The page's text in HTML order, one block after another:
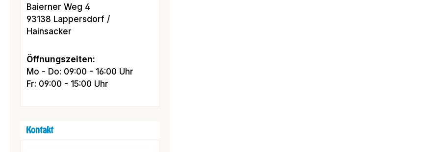
Baierner Weg 4
93138 Lappersdorf /
Hainsacker
Öffnungszeiten:
Mo - Do: 09:00 - 16:00 Uhr
Fr: 09:00 - 15:00 Uhr
Kontakt